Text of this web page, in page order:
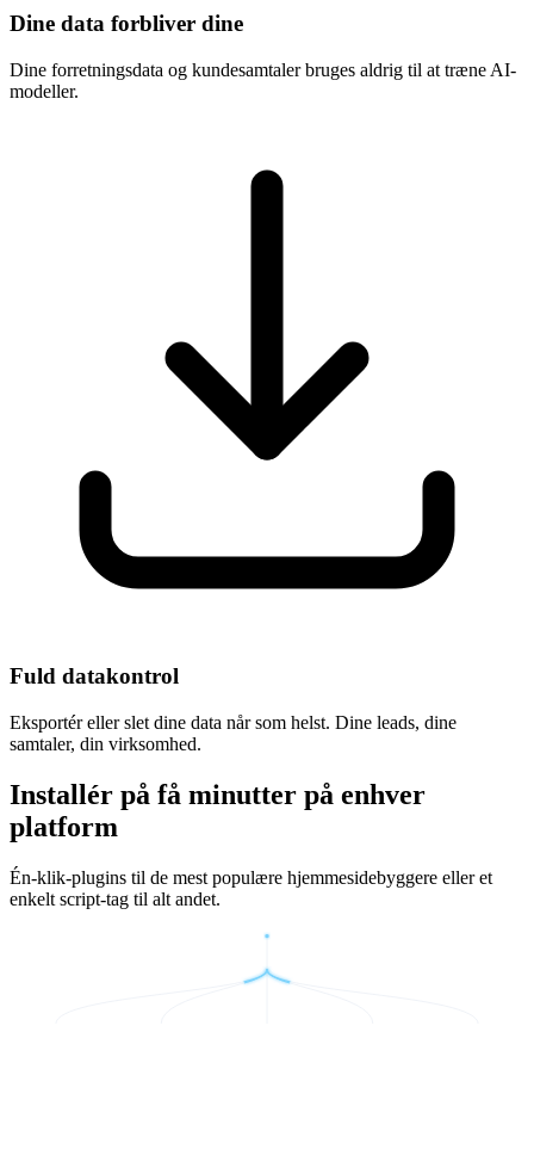
Dine data forbliver dine
Dine forretningsdata og kundesamtaler bruges aldrig til at træne AI-
modeller.
Fuld datakontrol
Eksportér eller slet dine data når som helst. Dine leads, dine
samtaler, din virksomhed.
Installér på få minutter på enhver
platform
Én-klik-plugins til de mest populære hjemmesidebyggere eller et
enkelt script-tag til alt andet.